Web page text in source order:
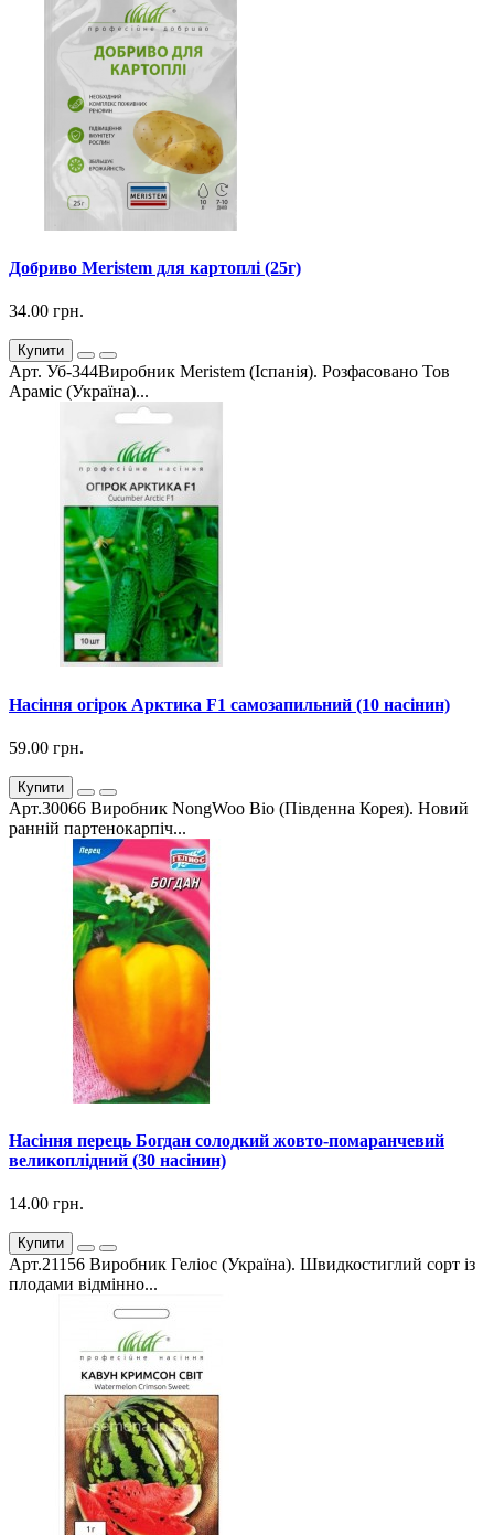
Добриво Meristem для картоплі (25г)
34.00 грн.
Купити
Арт. Уб-344Виробник Meristem (Іспанія). Розфасовано Тов
Араміс (Україна)...
Насіння огірок Арктика F1 самозапильний (10 насінин)
59.00 грн.
Купити
Арт.30066 Виробник NongWoo Bio (Південна Корея). Новий
ранній партенокарпіч...
Насіння перець Богдан солодкий жовто-помаранчевий
великоплідний (30 насінин)
14.00 грн.
Купити
Арт.21156 Виробник Геліос (Україна). Швидкостиглий сорт із
плодами відмінно...